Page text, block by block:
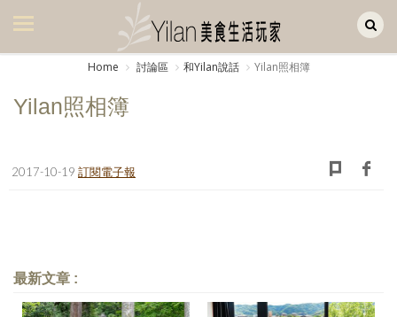
美食集
書房集
日記簿
Home 討論區 和Yilan說話 Yilan照相簿
Yilan照相簿
2017-10-19 訂閱電子報
最新文章 :